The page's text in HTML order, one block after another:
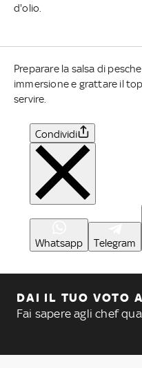
d'olio.
Preparare la salsa di
immersione e grattare il
servire.
Condividi
Whatsapp Telegram
DAI IL TUO VOTO
Fai sapere agli chef